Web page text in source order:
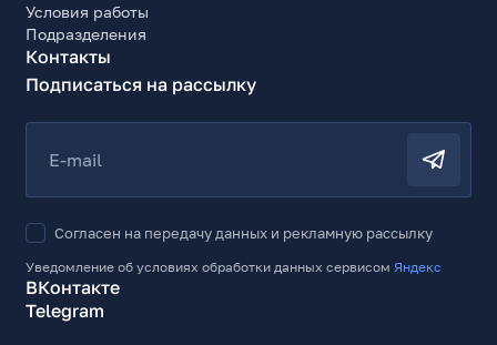
Условия работы
Подразделения
Контакты
Подписаться на рассылку
E-mail
Согласен на передачу данных и рекламную рассылку
Уведомление об условиях обработки данных сервисом Яндекс
ВКонтакте
Telegram